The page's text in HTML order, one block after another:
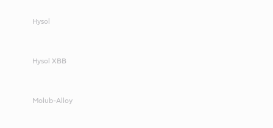
Hysol
Hysol XBB
Molub-Alloy